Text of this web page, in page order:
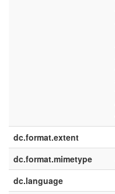
dc.format.extent
dc.format.mimetype
dc.language